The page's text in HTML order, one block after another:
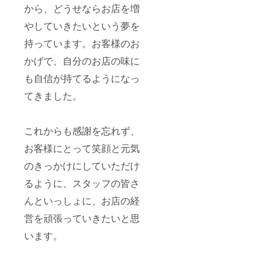
から、どうせならお店を増
やしていきたいという夢を
持っています。お客様のお
かげで、自分のお店の味に
も自信が持てるようになっ
てきました。
これからも感謝を忘れず、
お客様にとって笑顔と元気
のきっかけにしていただけ
るように、スタッフの皆さ
んといっしょに、お店の経
営を頑張っていきたいと思
います。